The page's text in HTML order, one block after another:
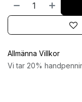
Allmänna Villkor
Vi tar 20%